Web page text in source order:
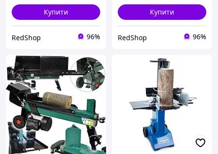
Купити
RedShop 96%
Купити
RedShop 96%